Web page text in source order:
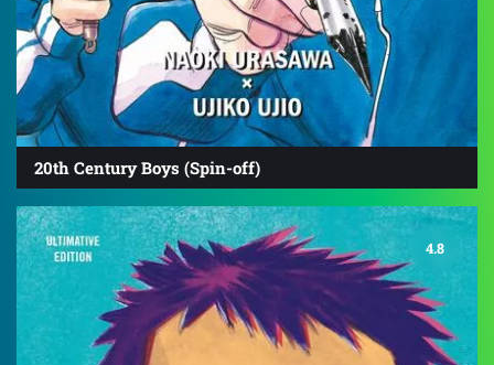
20th Century Boys (Spin-off)
4.8